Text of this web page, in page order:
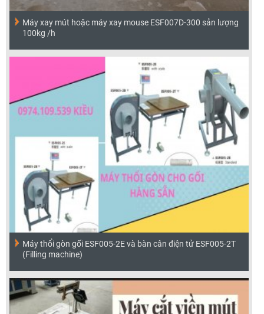
Máy xay mút hoặc máy xay mouse ESF007D-300 sản lượng
100kg /h
Máy thổi gòn gối ESF005-2E và bàn cân điện tử ESF005-2T
(Filling machine)